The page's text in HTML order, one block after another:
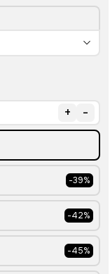
+ -
-39%
-42%
-45%